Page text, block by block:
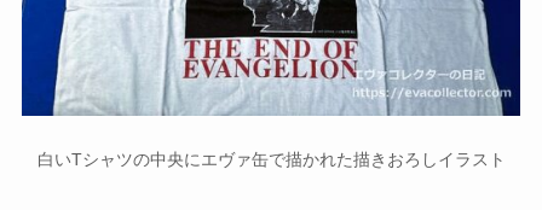
白いTシャツの中央にエヴァ缶で描かれた描きおろしイラスト